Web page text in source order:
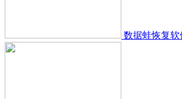
数据蛙恢复软